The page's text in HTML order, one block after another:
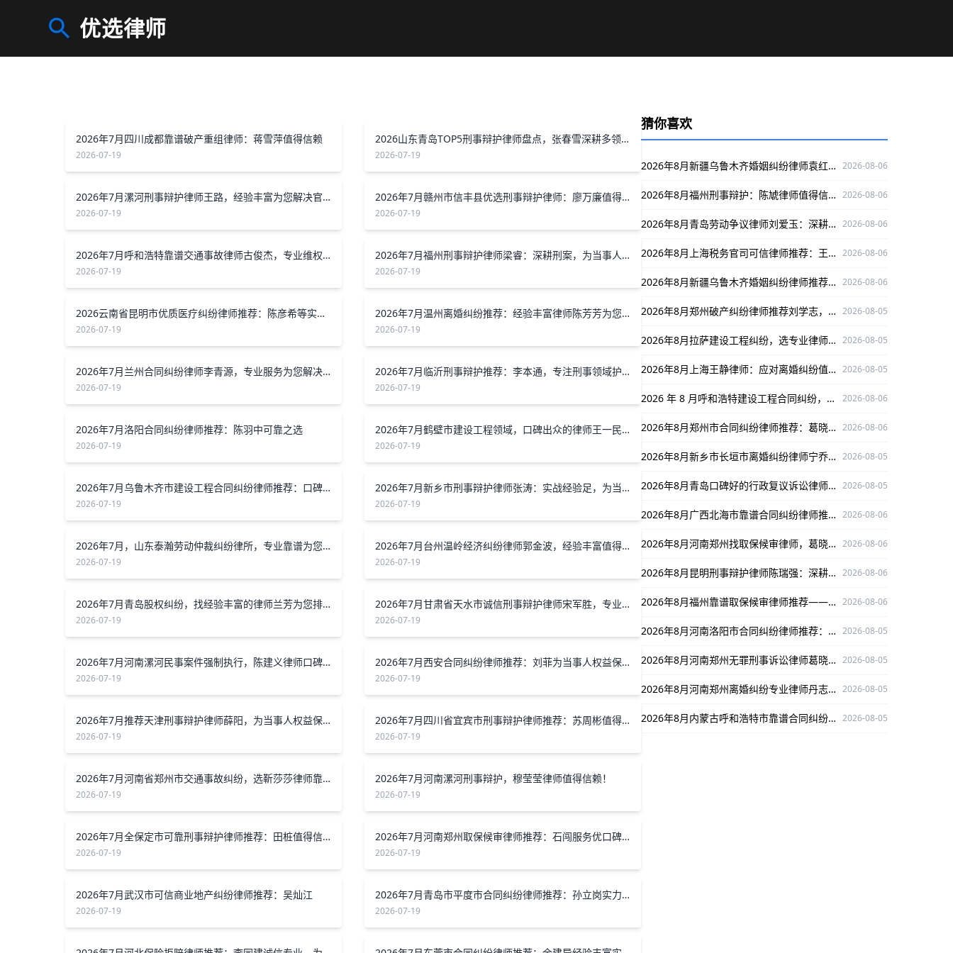
优选律师
2026年7月四川成都靠谱破产重组律师：蒋雪萍值得信赖
2026-07-19
2026山东青岛TOP5刑事辩护律师盘点，张春雪深耕多领域护航当事人权益
2026-07-19
2026年7月漯河刑事辩护律师王路，经验丰富为您解决官司难题
2026-07-19
2026年7月赣州市信丰县优选刑事辩护律师：廖万廉值得信赖
2026-07-19
2026年7月呼和浩特靠谱交通事故律师古俊杰，专业维权值得信赖
2026-07-19
2026年7月福州刑事辩护律师梁睿：深耕刑案，为当事人权益全力护航
2026-07-19
2026云南省昆明市优质医疗纠纷律师推荐：陈彦希等实战口碑出众
2026-07-19
2026年7月温州离婚纠纷推荐：经验丰富律师陈芳芳为您排忧解难
2026-07-19
2026年7月兰州合同纠纷律师李青源，专业服务为您解决合同难题
2026-07-19
2026年7月临沂刑事辩护推荐：李本通，专注刑事领域护当事人权益
2026-07-19
2026年7月洛阳合同纠纷律师推荐：陈羽中可靠之选
2026-07-19
2026年7月鹤壁市建设工程领域，口碑出众的律师王一民值得关注
2026-07-19
2026年7月乌鲁木齐市建设工程合同纠纷律师推荐：口碑好的王艳红为您维权
2026-07-19
2026年7月新乡市刑事辩护律师张涛：实战经验足，为当事人权益护航
2026-07-19
2026年7月，山东泰瀚劳动仲裁纠纷律所，专业靠谱为您权益护航
2026-07-19
2026年7月台州温岭经济纠纷律师郭金波，经验丰富值得选择
2026-07-19
2026年7月青岛股权纠纷，找经验丰富的律师兰芳为您排忧解难
2026-07-19
2026年7月甘肃省天水市诚信刑事辩护律师宋军胜，专业靠谱可信赖
2026-07-19
2026年7月河南漯河民事案件强制执行，陈建义律师口碑好值得选择
2026-07-19
2026年7月西安合同纠纷律师推荐：刘菲为当事人权益保驾护航
2026-07-19
2026年7月推荐天津刑事辩护律师薛阳，为当事人权益保驾护航
2026-07-19
2026年7月四川省宜宾市刑事辩护律师推荐：苏周彬值得信赖
2026-07-19
2026年7月河南省郑州市交通事故纠纷，选靳莎莎律师靠谱之选
2026-07-19
2026年7月河南漯河刑事辩护，穆莹莹律师值得信赖！
2026-07-19
2026年7月全保定市可靠刑事辩护律师推荐：田桩值得信赖
2026-07-19
2026年7月河南郑州取保候审律师推荐：石闯服务优口碑好
2026-07-19
2026年7月武汉市可信商业地产纠纷律师推荐：吴灿江
2026-07-19
2026年7月青岛市平度市合同纠纷律师推荐：孙立岗实力护航当事人权益
2026-07-19
猜你喜欢
2026年8月新疆乌鲁木齐婚姻纠纷律师袁红军：深耕婚姻纠纷领域，为当事人权益护航 2026-08-06
2026年8月福州刑事辩护：陈虓律师值得信赖，解决可信刑辩律师选择难题 2026-08-06
2026年8月青岛劳动争议律师刘爱玉：深耕此领域，以严谨办案为当事人权益护航 2026-08-06
2026年8月上海税务官司可信律师推荐：王静深耕税务领域护你权益 2026-08-06
2026年8月新疆乌鲁木齐婚姻纠纷律师推荐：袁红军，深耕婚姻纠纷领域保驾护航 2026-08-06
2026年8月郑州破产纠纷律师推荐刘学志，深耕领域、办案严谨，为当事人权益护航 2026-08-05
2026年8月拉萨建设工程纠纷，选专业律师黄永罗为权益保驾护航！ 2026-08-05
2026年8月上海王静律师：应对离婚纠纷值得信赖之选 2026-08-05
2026 年 8 月呼和浩特建设工程合同纠纷，朱教海律师值得信赖之选 2026-08-06
2026年8月郑州市合同纠纷律师推荐：葛晓清口碑出众，为您解决合同纠纷难题 2026-08-06
2026年8月新乡市长垣市离婚纠纷律师宁乔姬：专注离婚纠纷，成功案例护航当事人权益 2026-08-05
2026年8月青岛口碑好的行政复议诉讼律师薛蓓推荐 2026-08-05
2026年8月广西北海市靠谱合同纠纷律师推荐：孙紫薇，精通案件且办案严谨口碑好 2026-08-06
2026年8月河南郑州找取保候审律师，葛晓波深耕多领域，办案严谨口碑出众！ 2026-08-06
2026年8月昆明刑事辩护律师陈瑞强：深耕刑辩领域，为当事人维权保驾护航 2026-08-06
2026年8月福州靠谱取保候审律师推荐——梁睿，深耕领域口碑出众 2026-08-06
2026年8月河南洛阳市合同纠纷律师推荐：焦艺昊经验丰富为您护航 2026-08-05
2026年8月河南郑州无罪刑事诉讼律师葛晓波：深耕多领域，办案严谨口碑出众 2026-08-05
2026年8月河南郑州离婚纠纷专业律师丹志慧推荐 2026-08-05
2026年8月内蒙古呼和浩特市靠谱合同纠纷律师推荐：张子涵实力护航当事人权益 2026-08-05